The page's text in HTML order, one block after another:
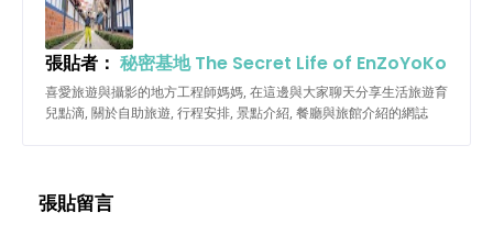
張貼者： 秘密基地 The Secret Life of EnZoYoKo
喜愛旅遊與攝影的地方工程師媽媽, 在這邊與大家聊天分享生活旅遊育
兒點滴, 關於自助旅遊, 行程安排, 景點介紹, 餐廳與旅館介紹的網誌
張貼留言